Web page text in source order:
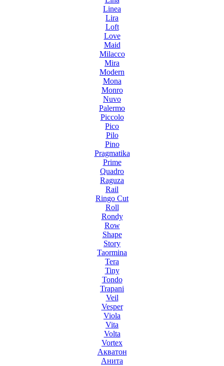
Linea
Lira
Loft
Love
Maid
Milacco
Mira
Modern
Mona
Monro
Nuvo
Palermo
Piccolo
Pico
Pilo
Pino
Pragmatika
Prime
Quadro
Raguza
Rail
Ringo Cut
Roll
Rondy
Row
Shape
Story
Taormina
Tera
Tiny
Tondo
Trapani
Veil
Vesper
Viola
Vita
Volta
Vortex
Акватон
Анита